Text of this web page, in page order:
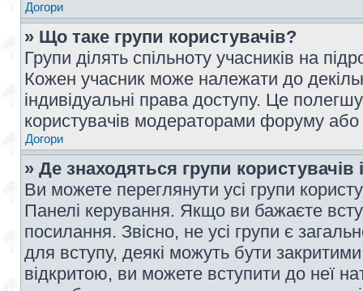
Догори
» Що таке групи користувачів?
Групи ділять спільноту учасників на
Кожен учасник може належати до
індивідуальні права доступу. Це
користувачів модераторами форуму
Догори
» Де знаходяться групи користувачів
Ви можете переглянути усі групи
Панелі керування. Якщо ви бажаєте
посилання. Звісно, не усі групи є
для вступу, деякі можуть бути
відкритою, ви можете вступити до неї